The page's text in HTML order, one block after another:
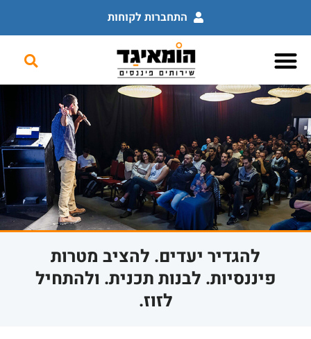
התחברות לקוחות
להגדיר יעדים. להציב מטרות
פיננסיות. לבנות תכנית. ולהתחיל
לזוז.